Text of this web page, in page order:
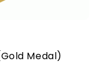
Medal)